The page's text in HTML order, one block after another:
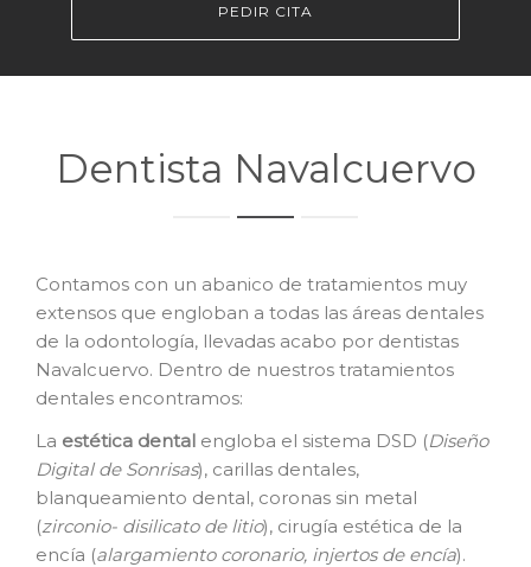
PEDIR CITA
Dentista Navalcuervo
Contamos con un abanico de tratamientos muy
extensos que engloban a todas las áreas dentales
de la odontología, llevadas acabo por dentistas
Navalcuervo. Dentro de nuestros tratamientos
dentales encontramos:
La estética dental engloba el sistema DSD (Diseño
Digital de Sonrisas), carillas dentales,
blanqueamiento dental, coronas sin metal
(zirconio- disilicato de litio), cirugía estética de la
encía (alargamiento coronario, injertos de encía).